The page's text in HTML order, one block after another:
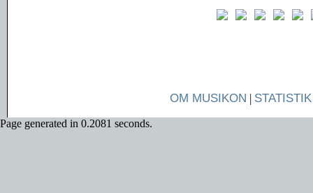
OM MUSIKON | STATISTIK
Page generated in 0.2081 seconds.